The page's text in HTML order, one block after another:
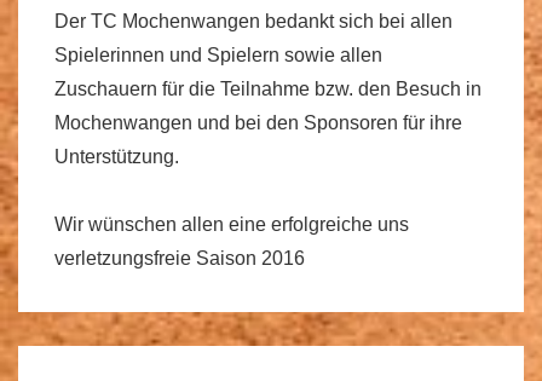
Der TC Mochenwangen bedankt sich bei allen
Spielerinnen und Spielern sowie allen
Zuschauern für die Teilnahme bzw. den Besuch in
Mochenwangen und bei den Sponsoren für ihre
Unterstützung.
Wir wünschen allen eine erfolgreiche uns
verletzungsfreie Saison 2016